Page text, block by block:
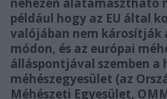
például hogy az EU által
valójában nem károsítják
módon, és az európai
álláspontjával szemben a
méhészegyesület (az
Méhészeti Egyesület,